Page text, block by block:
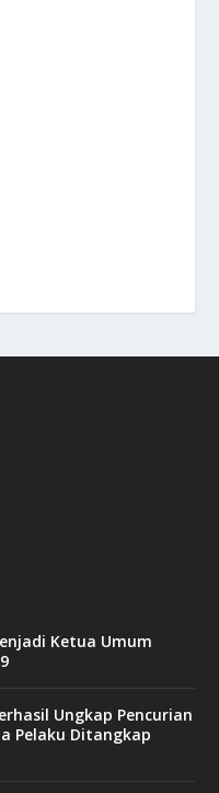
Ketua Umum
Ungkap Pencurian
Pelaku Ditangkap